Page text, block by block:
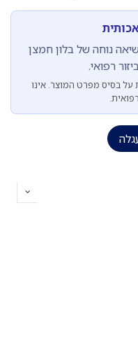
נוחה של בלון חמצן
רפואי.
על בסיס מפרט המוצר. אינו